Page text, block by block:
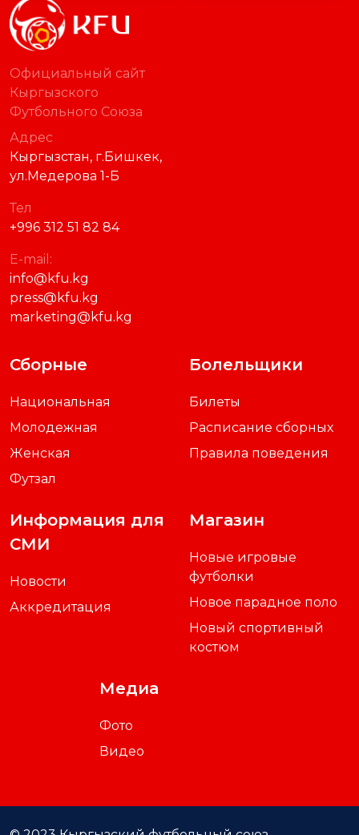
Официальный сайт
Кыргызского
Футбольного Союза
Адрес
Кыргызстан, г.Бишкек,
ул.Медерова 1-Б
Тел
+996 312 51 82 84
E-mail:
info@kfu.kg
press@kfu.kg
marketing@kfu.kg
Сборные
Национальная
Молодежная
Женская
Футзал
Болельщики
Билеты
Расписание сборных
Правила поведения
Информация для
СМИ
Новости
Аккредитация
Магазин
Новые игровые
футболки
Новое парадное поло
Новый спортивный
костюм
Медиа
Фото
Видео